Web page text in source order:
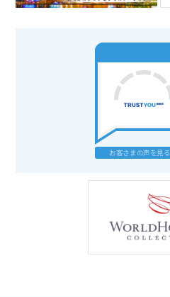
お客さまの声を見る